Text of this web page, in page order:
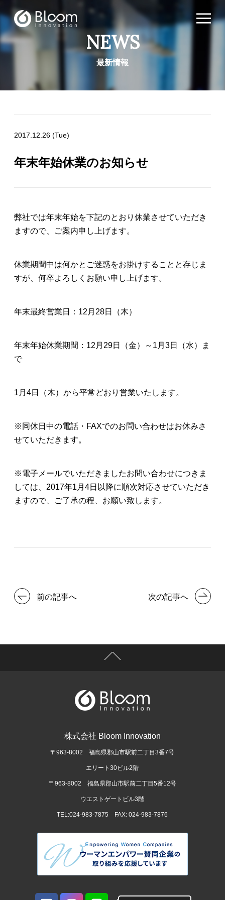
NEWS
最新情報
2017.12.26 (Tue)
年末年始休業のお知らせ
弊社では年末年始を下記のとおり休業させていただき
ますので、ご案内申し上げます。
休業期間中は何かとご迷惑をお掛けすることと存じま
すが、何卒よろしくお願い申し上げます。
年末最終営業日：12月28日（木）
年末年始休業期間：12月29日（金）～1月3日（水）ま
で
1月4日（木）から平常どおり営業いたします。
※同休日中の電話・FAXでのお問い合わせはお休みさ
せていただきます。
※電子メールでいただきましたお問い合わせにつきま
しては、2017年1月4日以降に順次対応させていただき
ますので、ご了承の程、お願い致します。
前の記事へ 次の記事へ
株式会社 Bloom Innovation
〒963-8002 福島県郡山市駅前二丁目3番7号
エリート30ビル2階
〒963-8002 福島県郡山市駅前二丁目5番12号
ウエストゲートビル3階
TEL:024-983-7875 FAX: 024-983-7876